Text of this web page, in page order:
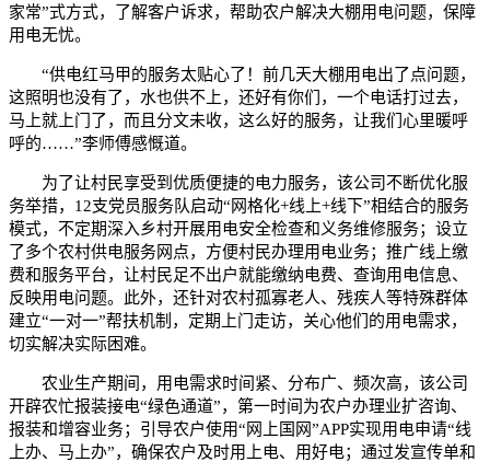
家常”式方式，了解客户诉求，帮助农户解决大棚用电问题，保障
用电无忧。
“供电红马甲的服务太贴心了！前几天大棚用电出了点问题，
这照明也没有了，水也供不上，还好有你们，一个电话打过去，
马上就上门了，而且分文未收，这么好的服务，让我们心里暖呼
呼的……”李师傅感慨道。
为了让村民享受到优质便捷的电力服务，该公司不断优化服
务举措，12支党员服务队启动“网格化+线上+线下”相结合的服务
模式，不定期深入乡村开展用电安全检查和义务维修服务；设立
了多个农村供电服务网点，方便村民办理用电业务；推广线上缴
费和服务平台，让村民足不出户就能缴纳电费、查询用电信息、
反映用电问题。此外，还针对农村孤寡老人、残疾人等特殊群体
建立“一对一”帮扶机制，定期上门走访，关心他们的用电需求，
切实解决实际困难。
农业生产期间，用电需求时间紧、分布广、频次高，该公司
开辟农忙报装接电“绿色通道”，第一时间为农户办理业扩咨询、
报装和增容业务；引导农户使用“网上国网”APP实现用电申请“线
上办、马上办”，确保农户及时用上电、用好电；通过发宣传单和